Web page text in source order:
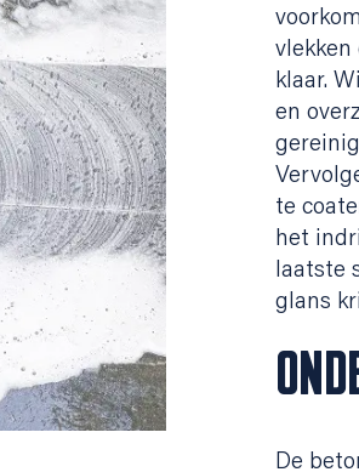
vlekken
klaar.
en
te
het
laatste
glans
De